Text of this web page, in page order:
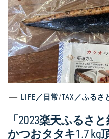
LIFE／日常/TAX／ふるさ
「2023楽天ふるさ
かつおタタキ1.7 kg